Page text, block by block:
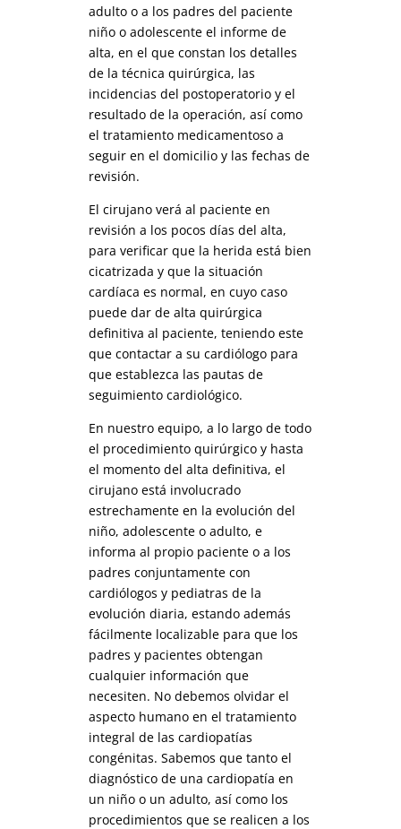
adulto o a los padres del paciente
niño o adolescente el informe de
alta, en el que constan los detalles
de la técnica quirúrgica, las
incidencias del postoperatorio y el
resultado de la operación, así como
el tratamiento medicamentoso a
seguir en el domicilio y las fechas de
revisión.
El cirujano verá al paciente en
revisión a los pocos días del alta,
para verificar que la herida está bien
cicatrizada y que la situación
cardíaca es normal, en cuyo caso
puede dar de alta quirúrgica
definitiva al paciente, teniendo este
que contactar a su cardiólogo para
que establezca las pautas de
seguimiento cardiológico.
En nuestro equipo, a lo largo de todo
el procedimiento quirúrgico y hasta
el momento del alta definitiva, el
cirujano está involucrado
estrechamente en la evolución del
niño, adolescente o adulto, e
informa al propio paciente o a los
padres conjuntamente con
cardiólogos y pediatras de la
evolución diaria, estando además
fácilmente localizable para que los
padres y pacientes obtengan
cualquier información que
necesiten. No debemos olvidar el
aspecto humano en el tratamiento
integral de las cardiopatías
congénitas. Sabemos que tanto el
diagnóstico de una cardiopatía en
un niño o un adulto, así como los
procedimientos que se realicen a los